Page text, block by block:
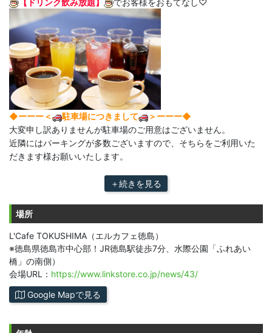
場所
L'Cafe TOKUSHIMA（エルカフェ徳島）
※徳島県徳島市中心部！JR徳島駅徒歩7分、水際公園「ふれあい
橋」の南側）
会場URL： https://www.linkstore.co.jp/news/43/
Google Mapで見る
◆ーーー＜ 駐車場につきまして ＞ーーー◆
大変申し訳ありませんが駐車場のご用意はございません。
近隣にはパーキングが多数ございますので、そちらをご利用いた
だきます様お願いいたします。
＋続きを見る